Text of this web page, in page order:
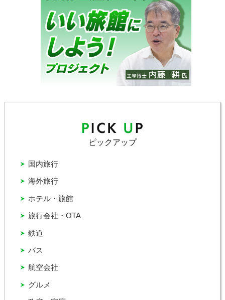
ピックアップ
グルメ
バス
ホテル・旅館
国内旅行
旅行会社・OTA
海外旅行
航空会社
鉄道